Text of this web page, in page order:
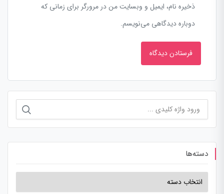
ذخیره نام، ایمیل و وبسایت من در مرورگر برای زمانی که
دوباره دیدگاهی می‌نویسم.
دسته‌ها